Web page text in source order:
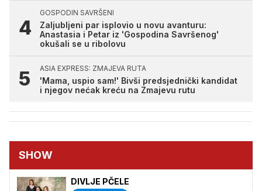
GOSPODIN SAVRŠENI
Zaljubljeni par isplovio u novu avanturu:
Anastasia i Petar iz 'Gospodina Savršenog'
okušali se u ribolovu
ASIA EXPRESS: ZMAJEVA RUTA
'Mama, uspio sam!' Bivši predsjednički kandidat
i njegov nećak kreću na Zmajevu rutu
SHOW
DIVLJE PČELE